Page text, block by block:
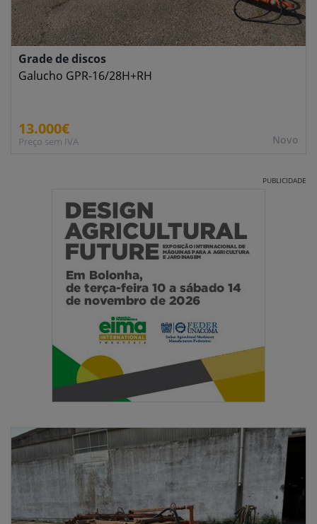
Novo
Grade de discos
Galucho GPR-16/28H+RH
13.000€
Preço sem IVA
PUBLICIDADE